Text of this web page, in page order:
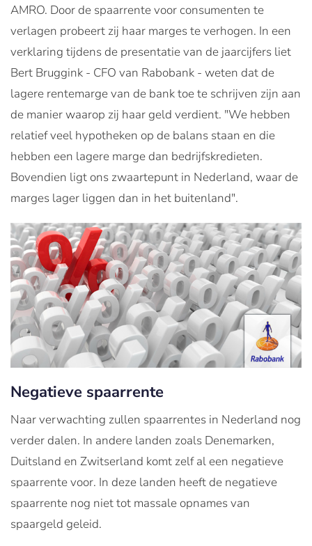
AMRO. Door de spaarrente voor consumenten te
verlagen probeert zij haar marges te verhogen. In een
verklaring tijdens de presentatie van de jaarcijfers liet
Bert Bruggink - CFO van Rabobank - weten dat de
lagere rentemarge van de bank toe te schrijven zijn aan
de manier waarop zij haar geld verdient. "We hebben
relatief veel hypotheken op de balans staan en die
hebben een lagere marge dan bedrijfskredieten.
Bovendien ligt ons zwaartepunt in Nederland, waar de
marges lager liggen dan in het buitenland".
Negatieve spaarrente
Naar verwachting zullen spaarrentes in Nederland nog
verder dalen. In andere landen zoals Denemarken,
Duitsland en Zwitserland komt zelf al een negatieve
spaarrente voor. In deze landen heeft de negatieve
spaarrente nog niet tot massale opnames van
spaargeld geleid.